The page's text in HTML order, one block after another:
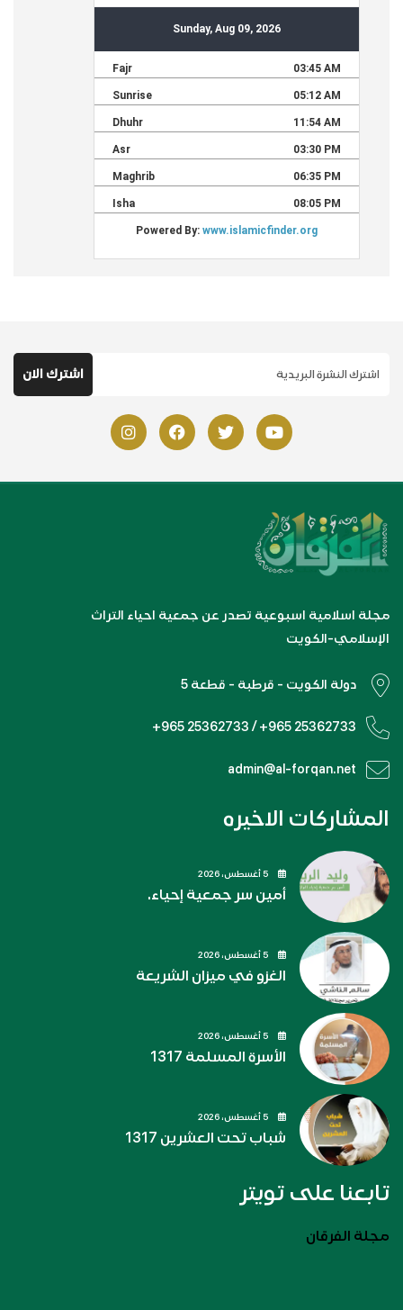
مجلة اسلامية اسبوعية تصدر عن جمعية احياء التراث
الإسلامي-الكويت
دولة الكويت - قرطبة - قطعة 5
+965 25362733 / +965 25362733
admin@al-forqan.net
المشاركات الاخيره
أمين سر جمعية إحياء.
الغزو في ميزان الشريعة
الأسرة المسلمة 1317
شباب تحت العشرين 1317
تابعنا على تويتر
مجلة الفرقان